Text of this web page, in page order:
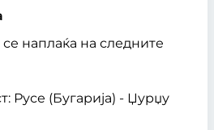
наплаќа на следните
Русе (Бугарија) - Џурџу